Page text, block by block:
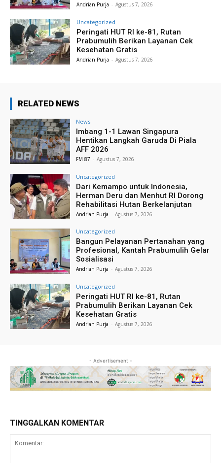
Andrian Purja - Agustus 7, 2026
Uncategorized
Peringati HUT RI ke-81, Rutan
Prabumulih Berikan Layanan Cek
Kesehatan Gratis
Andrian Purja - Agustus 7, 2026
RELATED NEWS
News
Imbang 1-1 Lawan Singapura
Hentikan Langkah Garuda Di Piala
AFF 2026
FM 87 - Agustus 7, 2026
Uncategorized
Dari Kemampo untuk Indonesia,
Herman Deru dan Menhut RI Dorong
Rehabilitasi Hutan Berkelanjutan
Andrian Purja - Agustus 7, 2026
Uncategorized
Bangun Pelayanan Pertanahan yang
Profesional, Kantah Prabumulih Gelar
Sosialisasi
Andrian Purja - Agustus 7, 2026
Uncategorized
Peringati HUT RI ke-81, Rutan
Prabumulih Berikan Layanan Cek
Kesehatan Gratis
Andrian Purja - Agustus 7, 2026
- Advertisement -
TINGGALKAN KOMENTAR